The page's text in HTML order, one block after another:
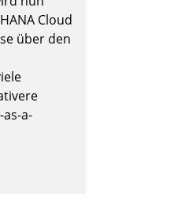
Cloud
über den
a-